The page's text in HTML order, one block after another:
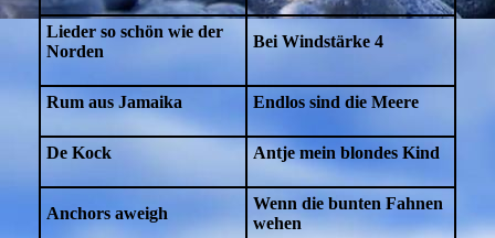
Lieder so schön wie der
Norden
Bei Windstärke 4
Rum aus Jamaika Endlos sind die Meere
De Kock Antje mein blondes Kind
Anchors aweigh
Wenn die bunten Fahnen
wehen